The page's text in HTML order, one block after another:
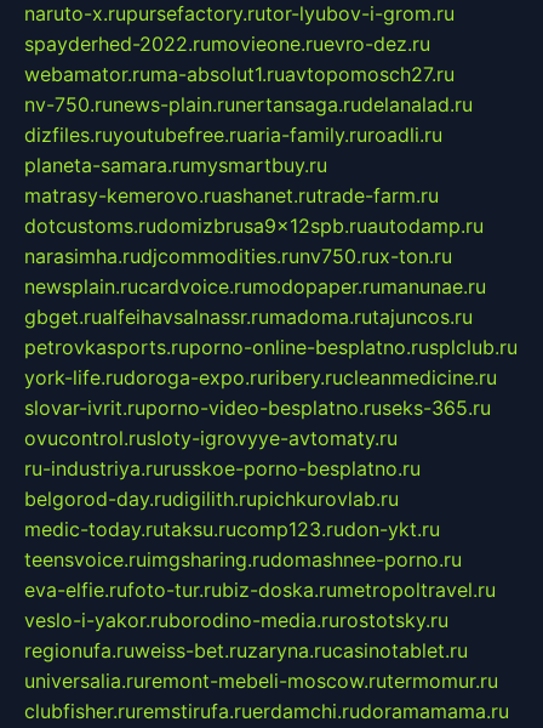
naruto-x.rupursefactory.rutor-lyubov-i-grom.ru
spayderhed-2022.rumovieone.ruevro-dez.ru
webamator.ruma-absolut1.ruavtopomosch27.ru
nv-750.runews-plain.runertansaga.rudelanalad.ru
dizfiles.ruyoutubefree.ruaria-family.ruroadli.ru
planeta-samara.rumysmartbuy.ru
matrasy-kemerovo.ruashanet.rutrade-farm.ru
dotcustoms.rudomizbrusa9x12spb.ruautodamp.ru
narasimha.rudjcommodities.runv750.rux-ton.ru
newsplain.rucardvoice.rumodopaper.rumanunae.ru
gbget.rualfeihavsalnassr.rumadoma.rutajuncos.ru
petrovkasports.ruporno-online-besplatno.rusplclub.ru
york-life.rudoroga-expo.ruribery.rucleanmedicine.ru
slovar-ivrit.ruporno-video-besplatno.ruseks-365.ru
ovucontrol.rusloty-igrovyye-avtomaty.ru
ru-industriya.rurusskoe-porno-besplatno.ru
belgorod-day.rudigilith.rupichkurovlab.ru
medic-today.rutaksu.rucomp123.rudon-ykt.ru
teensvoice.ruimgsharing.rudomashnee-porno.ru
eva-elfie.rufoto-tur.rubiz-doska.rumetropoltravel.ru
veslo-i-yakor.ruborodino-media.rurostotsky.ru
regionufa.ruweiss-bet.ruzaryna.rucasinotablet.ru
universalia.ruremont-mebeli-moscow.rutermomur.ru
clubfisher.ruremstirufa.ruerdamchi.rudoramamama.ru